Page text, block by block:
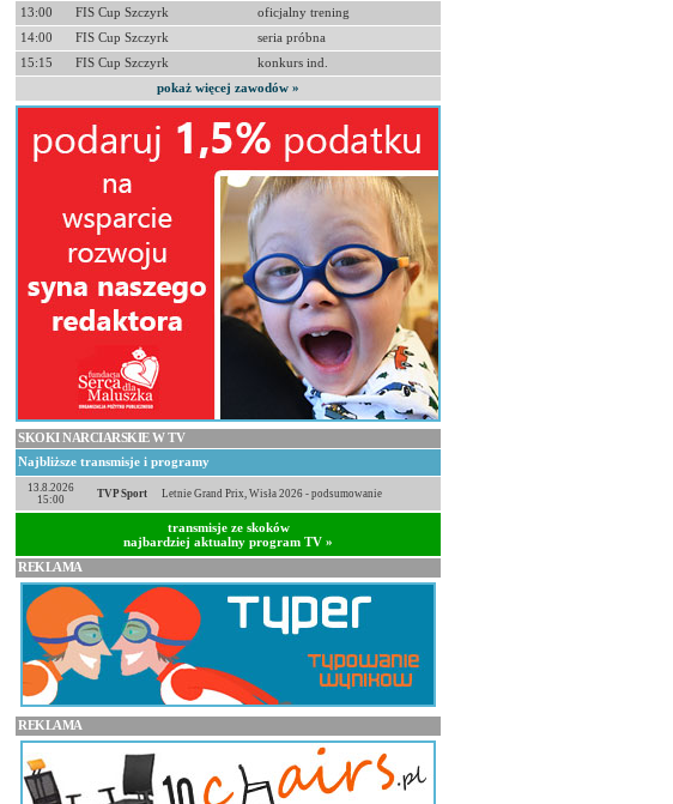
13:00
FIS Cup Szczyrk
oficjalny trening
14:00
FIS Cup Szczyrk
seria próbna
15:15
FIS Cup Szczyrk
konkurs ind.
pokaż więcej zawodów »
SKOKI NARCIARSKIE W TV
Najbliższe transmisje i programy
13.8.2026
15:00
TVP Sport Letnie Grand Prix, Wisła 2026 - podsumowanie
transmisje ze skoków
najbardziej aktualny program TV »
REKLAMA
REKLAMA